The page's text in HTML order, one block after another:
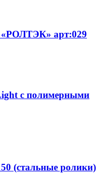
арт:029
с полимерными
(стальные ролики)